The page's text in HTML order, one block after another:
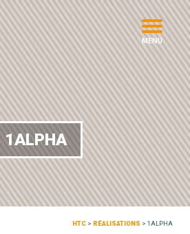
MENU
1ALPHA
HTC > RÉALISATIONS > 1ALPHA